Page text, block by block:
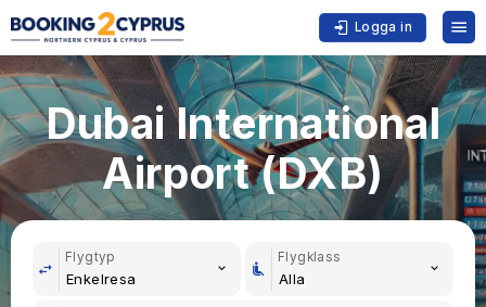
Logga in
Dubai International
Airport (DXB)
Flygtyp
Enkelresa
Flygklass
Alla